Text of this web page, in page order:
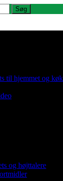
til hjemmet og
og højttalere